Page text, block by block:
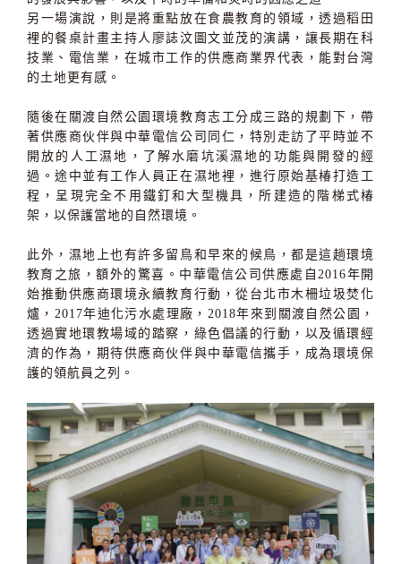
另一場演說，則是將重點放在食農教育的領域，透過稻田
裡的餐桌計畫主持人廖誌汶圖文並茂的演講，讓長期在科
技業、電信業，在城市工作的供應商業界代表，能對台灣
的土地更有感。
隨後在關渡自然公園環境教育志工分成三路的規劃下，帶
著供應商伙伴與中華電信公司同仁，特別走訪了平時並不
開放的人工濕地，了解水磨坑溪濕地的功能與開發的經
過。途中並有工作人員正在濕地裡，進行原始基椿打造工
程，呈現完全不用鐵釘和大型機具，所建造的階梯式椿
架，以保護當地的自然環境。
此外，濕地上也有許多留鳥和早來的候鳥，都是這趟環境
教育之旅，額外的驚喜。中華電信公司供應處自2016年開
始推動供應商環境永續教育行動，從台北市木柵垃圾焚化
爐，2017年迪化污水處理廠，2018年來到關渡自然公園，
透過實地環教場域的踏察，綠色倡議的行動，以及循環經
濟的作為，期待供應商伙伴與中華電信攜手，成為環境保
護的領航員之列。